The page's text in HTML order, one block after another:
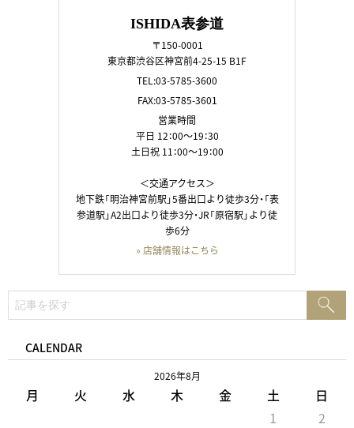
ISHIDA表参道
〒150-0001
東京都渋谷区神宮前4-25-15 B1F
TEL:03-5785-3600
FAX:03-5785-3601
営業時間
平日 12：00～19：30
土日祝 11：00～19：00
＜交通アクセス＞
地下鉄「明治神宮前駅」5番出口より徒歩3分・「表
参道駅」A2出口より徒歩3分・JR「原宿駅」より徒
歩6分
» 店舗情報はこちら
索:
CALENDAR
2026年8月
月 火 水 木 金 土 日
1
2